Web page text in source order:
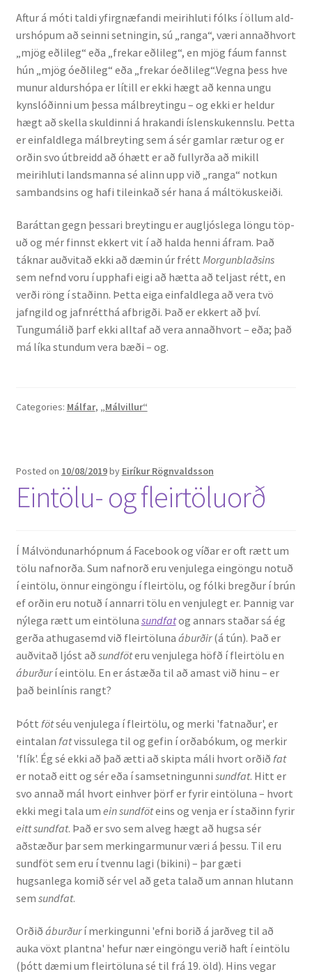
Aftur á móti taldi yfirgnæfandi meirihluti fólks í öllum ald­
urs­hópum að seinni setningin, sú „ranga“, væri annað­hvort
„mjög eðlileg“ eða „frekar eðlileg“, en mjög fáum fannst
hún „mjög óeðlileg“ eða „frekar óeðli­leg“.Vegna þess hve
munur aldurshópa er lítill er ekki hægt að kenna ungu
kynslóðinni um þessa málbreytingu – og ekki er heldur
hægt að skella skuldinni á hrakandi íslensku­kennslu. Þetta
er einfaldlega málbreyting sem á sér gaml­ar rætur og er
orðin svo útbreidd að óhætt er að fullyrða að mikill
meirihluti landsmanna sé alinn upp við „ranga“ notkun
sambandsins og hafi tileinkað sér hana á mál­töku­skeiði.
Baráttan gegn þessari breytingu er augljóslega löngu töp­
uð og mér finnst ekkert vit í að halda henni áfram. Það
tákn­ar auðvitað ekki að dæmin úr frétt Morgunblaðsins
sem nefnd voru í upphafi eigi að hætta að teljast rétt, en
verði röng í staðinn. Þetta eiga einfaldlega að vera tvö
jafn­gild og jafnrétthá afbrigði. Það er ekkert að því.
Tungu­málið þarf ekki alltaf að vera annaðhvort – eða; það
má líka stundum vera bæði – og.
Categories: Málfar, „Málvillur“
Posted on 10/08/2019by Eiríkur Rögnvaldsson
Eintölu- og fleirtöluorð
Í Málvöndunarhópnum á Facebook og víðar er oft rætt um
tölu nafnorða. Sum nafnorð eru venjulega eingöngu notuð
í eintölu, önnur eingöngu í fleirtölu, og fólki bregður í brún
ef orðin eru notuð í annarri tölu en venjulegt er. Þannig var
nýlega rætt um eintöluna sundfatog annars staðar sá ég
gerða athugasemd við fleirtöluna áburðir(á tún). Það er
auðvitað ljóst að sundföteru venjulega höfð í fleirtölu en
áburðurí eintölu. En er ástæða til að amast við hinu – er
það beinlínis rangt?
Þótt fötséu venjulega í fleirtölu, og merki 'fatnaður', er
eintalan fatvissulega til og gefin í orðabókum, og merkir
'flík'. Ég sé ekki að það ætti að skipta máli hvort orðið fat
er notað eitt og sér eða í samsetningunni sundfat. Hitt er
svo annað mál hvort einhver þörf er fyrir eintöluna – hvort
ekki megi tala um ein sundföteins og venja er í staðinn fyrir
eitt sundfat. Það er svo sem alveg hægt að hugsa sér
aðstæður þar sem merkingarmunur væri á þessu. Til eru
sundföt sem eru í tvennu lagi (bikini) – þar gæti
hugsanlega komið sér vel að geta talað um annan hlutann
sem sundfat.
Orðið áburðurí merkingunni 'efni borið á jarðveg til að
auka vöxt plantna' hefur nær eingöngu verið haft í eintölu
(þótt dæmi um fleirtöluna sé til frá 19. öld). Hins vegar